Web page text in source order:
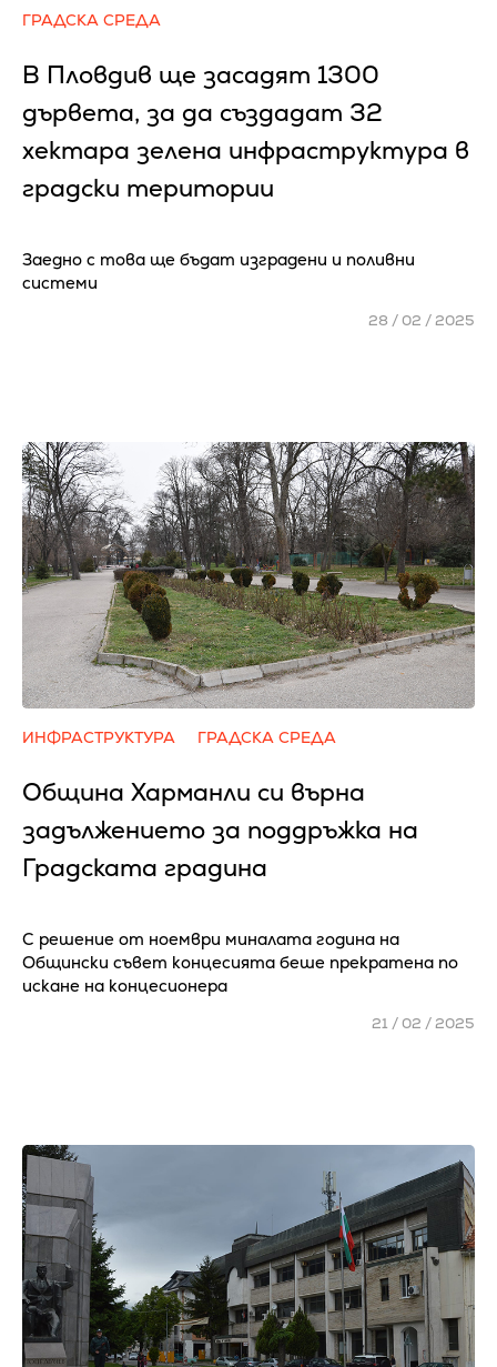
ГРАДСКА СРЕДА
В Пловдив ще засадят 1300
дървета, за да създадат 32
хектара зелена инфраструктура в
градски територии
Заедно с това ще бъдат изградени и поливни
системи
28 / 02 / 2025
ИНФРАСТРУКТУРА ГРАДСКА СРЕДА
Община Харманли си върна
задължението за поддръжка на
Градската градина
С решение от ноември миналата година на
Общински съвет концесията беше прекратена по
искане на концесионера
21 / 02 / 2025